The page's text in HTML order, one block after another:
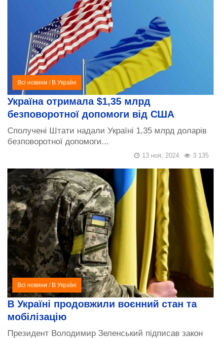
Всі новини / В УкраЇні
Україна отримала $1,35 млрд
безповоротної допомоги від США
Сполучені Штати надали Україні 1,35 млрд доларів
безповоротної допомоги...
3 135
13 ноя, 2024
Всі новини / В УкраЇні
В Україні продовжили воєнний стан та
мобілізацію
Президент Володимир Зеленський підписав закон